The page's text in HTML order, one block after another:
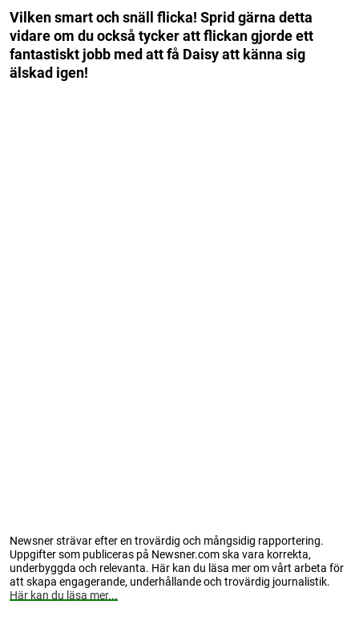
Vilken smart och snäll flicka! Sprid gärna detta
vidare om du också tycker att flickan gjorde ett
fantastiskt jobb med att få Daisy att känna sig
älskad igen!
Newsner strävar efter en trovärdig och mångsidig rapportering.
Uppgifter som publiceras på Newsner.com ska vara korrekta,
underbyggda och relevanta. Här kan du läsa mer om vårt arbeta för
att skapa engagerande, underhållande och trovärdig journalistik.
Här kan du läsa mer...